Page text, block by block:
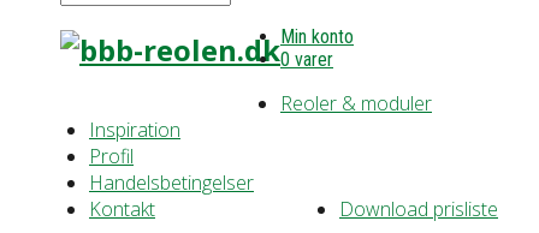
Min konto
0 varer
Reoler & moduler
Inspiration
Profil
Handelsbetingelser
Download prisliste
Kontakt